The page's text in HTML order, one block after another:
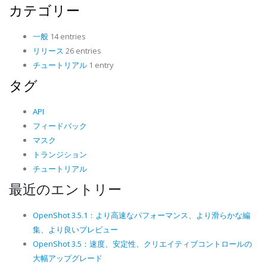
カテゴリー
一般 14 entries
リリース 26 entries
チュートリアル 1 entry
タグ
API
フィードバック
マスク
トランジション
チュートリアル
最近のエントリー
OpenShot 3.5.1：より高速なパフォーマンス、より滑らかな編
集、より良いプレビュー
OpenShot 3.5：速度、安定性、クリエイティブコントロールの
大幅アップグレード